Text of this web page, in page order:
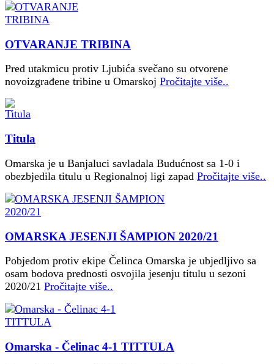
OTVARANJE TRIBINA
Pred utakmicu protiv Ljubića svečano su otvorene
novoizgrađene tribine u Omarskoj Pročitajte više..
Titula
Omarska je u Banjaluci savladala Budućnost sa 1-0 i
obezbjedila titulu u Regionalnoj ligi zapad Pročitajte više..
OMARSKA JESENJI ŠAMPION 2020/21
Pobjedom protiv ekipe Čelinca Omarska je ubjedljivo sa
osam bodova prednosti osvojila jesenju titulu u sezoni
2020/21 Pročitajte više..
Omarska - Čelinac 4-1 TITTULA